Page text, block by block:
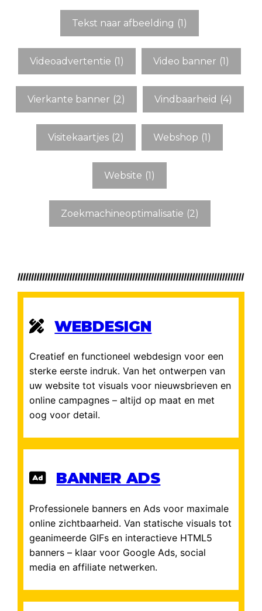
Tekst naar afbeelding (1)
Videoadvertentie (1) Video banner (1)
Vierkante banner (2) Vindbaarheid (4)
Visitekaartjes (2) Webshop (1)
Website (1)
Zoekmachineoptimalisatie (2)
WEBDESIGN
Creatief en functioneel webdesign voor een
sterke eerste indruk. Van het ontwerpen van
uw website tot visuals voor nieuwsbrieven en
online campagnes – altijd op maat en met
oog voor detail.
BANNER ADS
Professionele banners en Ads voor maximale
online zichtbaarheid. Van statische visuals tot
geanimeerde GIFs en interactieve HTML5
banners – klaar voor Google Ads, social
media en affiliate netwerken.